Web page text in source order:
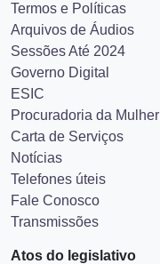
Termos e Políticas
Arquivos de Áudios
Sessões Até 2024
Governo Digital
ESIC
Procuradoria da Mulher
Carta de Serviços
Notícias
Telefones úteis
Fale Conosco
Transmissões
Atos do legislativo